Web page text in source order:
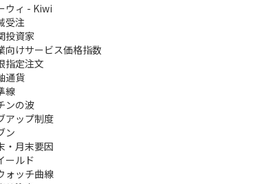
ウィ - Kiwi
受注
投資家
向けサービス価格指数
指定注文
通貨
線
ンの波
アップ制度
ン
・月末要因
ールド
ォッチ曲線